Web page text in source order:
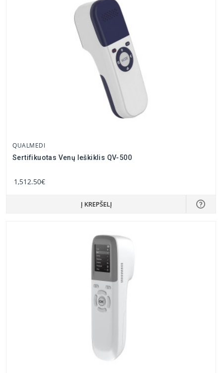
QUALMEDI
Sertifikuotas Venų Ieškiklis QV-500
1,512.50€
Į KREPŠELĮ